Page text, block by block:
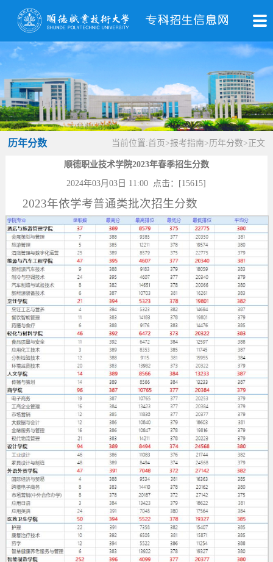
历年分数 当前位置:首页 >报考指南>历年分数> 正文
顺德职业技术学院2023年春季招生分数
2024年03月03日 11:00 点击：[15615]
2023年依学考普通类批次招生分数